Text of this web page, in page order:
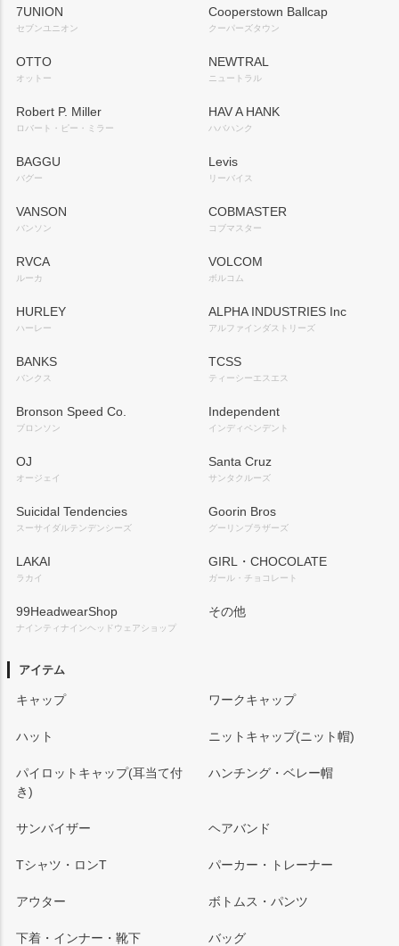
7UNION
セブンユニオン
Cooperstown Ballcap
クーパーズタウン
OTTO
オットー
NEWTRAL
ニュートラル
Robert P. Miller
ロバート・ピー・ミラー
HAV A HANK
ハバハンク
BAGGU
バグー
Levis
リーバイス
VANSON
バンソン
COBMASTER
コブマスター
RVCA
ルーカ
VOLCOM
ボルコム
HURLEY
ハーレー
ALPHA INDUSTRIES Inc
アルファインダストリーズ
BANKS
バンクス
TCSS
ティーシーエスエス
Bronson Speed Co.
ブロンソン
Independent
インディペンデント
OJ
オージェイ
Santa Cruz
サンタクルーズ
Suicidal Tendencies
スーサイダルテンデンシーズ
Goorin Bros
グーリンブラザーズ
LAKAI
ラカイ
GIRL・CHOCOLATE
ガール・チョコレート
99HeadwearShop
ナインティナインヘッドウェアショップ
その他
アイテム
キャップ ワークキャップ
ハット ニットキャップ(ニット帽)
パイロットキャップ(耳当て付
き)
ハンチング・ベレー帽
サンバイザー ヘアバンド
Tシャツ・ロンT パーカー・トレーナー
アウター ボトムス・パンツ
下着・インナー・靴下 バッグ